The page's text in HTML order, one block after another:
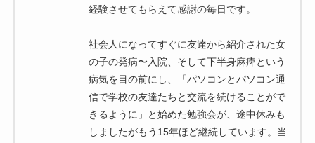
経験させてもらえて感謝の毎日です。
社会人になってすぐに友達から紹介された女
の子の発病〜入院、そして下半身麻痺という
病気を目の前にし、「パソコンとパソコン通
信で学校の友達たちと交流を続けることがで
きるように」と始めた勉強会が、途中休みも
しましたがもう15年ほど継続しています。当